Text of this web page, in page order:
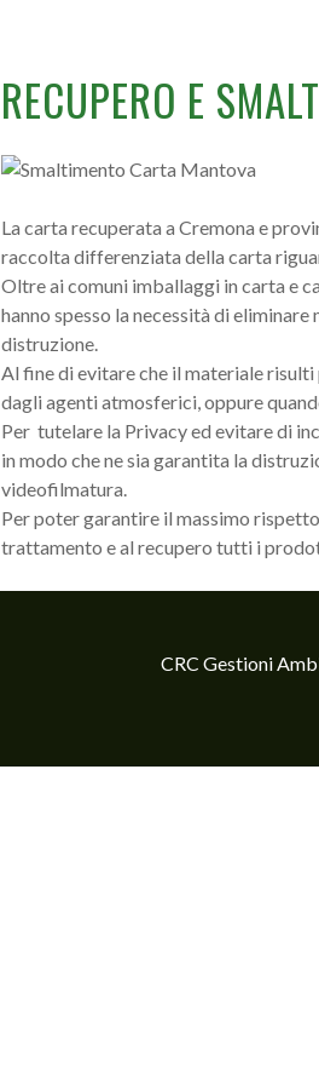
RECUPERO E
La carta recuperata a Cremona e
raccolta differenziata della carta
Oltre ai comuni imballaggi in carta e
hanno spesso la necessità di
distruzione.
Al fine di evitare che il materiale
dagli agenti atmosferici, oppure
Per tutelare la Privacy ed evitare di
in modo che ne sia garantita la
videofilmatura.
Per poter garantire il massimo
trattamento e al recupero tutti i
CRC Gestioni